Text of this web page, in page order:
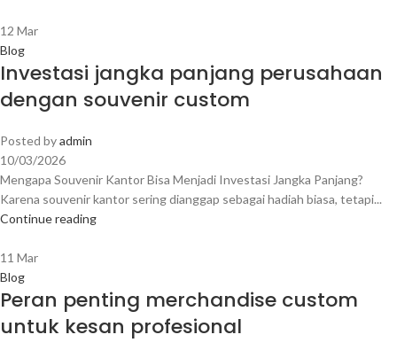
12 Mar
Blog
Investasi jangka panjang perusahaan
dengan souvenir custom
Posted byadmin
10/03/2026
Mengapa Souvenir Kantor Bisa Menjadi Investasi Jangka Panjang?
Karena souvenir kantor sering dianggap sebagai hadiah biasa, tetapi...
Continue reading
11 Mar
Blog
Peran penting merchandise custom
untuk kesan profesional